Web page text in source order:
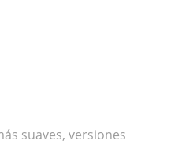
suaves, versiones